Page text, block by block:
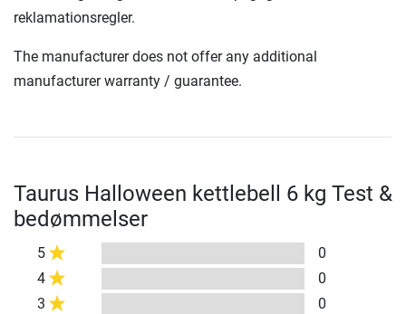
reklamationsregler.
The manufacturer does not offer any additional
manufacturer warranty / guarantee.
Taurus Halloween kettlebell 6 kg Test &
bedømmelser
5
0
4
0
3
0